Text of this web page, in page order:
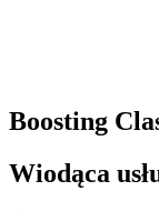
Boosting
Wiodąca